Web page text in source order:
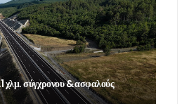
σύγχρονου & ασφαλούς